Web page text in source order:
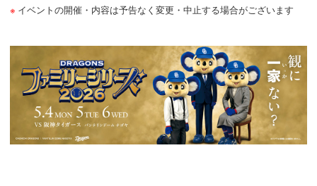
イベントの開催・内容は予告なく変更・中止する場合がございます